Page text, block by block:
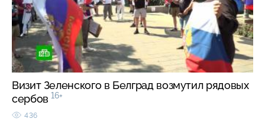
Визит Зеленского в Белград возмутил рядовых
сербов 16+
436